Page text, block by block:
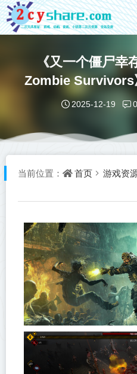
《又一个僵尸
Zombie Survivors
网盘
2025-12-19
当前位置： 首页 游戏资